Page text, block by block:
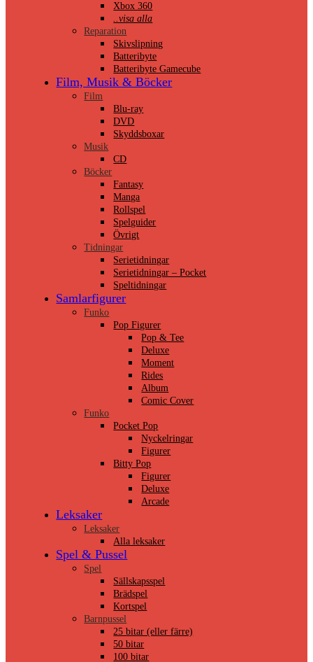
Xbox 360
..visa alla
Reparation
Skivslipning
Batteribyte
Batteribyte Gamecube
Film, Musik & Böcker
Film
Blu-ray
DVD
Skyddsboxar
Musik
CD
Böcker
Fantasy
Manga
Rollspel
Spelguider
Övrigt
Tidningar
Serietidningar
Serietidningar – Pocket
Speltidningar
Samlarfigurer
Funko
Pop Figurer
Pop & Tee
Deluxe
Moment
Rides
Album
Comic Cover
Funko
Pocket Pop
Nyckelringar
Figurer
Bitty Pop
Figurer
Deluxe
Arcade
Leksaker
Leksaker
Alla leksaker
Spel & Pussel
Spel
Sällskapsspel
Brädspel
Kortspel
Barnpussel
25 bitar (eller färre)
50 bitar
100 bitar